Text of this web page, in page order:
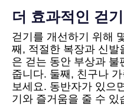
더 효과적인 걷
걷기를 개선하기 위해
째, 적절한 복장과 신발
은 걷는 동안 부상과 불
줍니다. 둘째, 친구나
보세요. 동반자가 있으
기와 즐거움을 줄 수 있